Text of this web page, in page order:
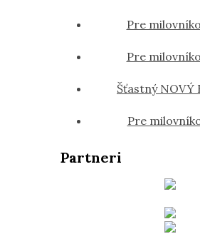
Pre
Pre
Šťastný NOVÝ
Pre
Partneri